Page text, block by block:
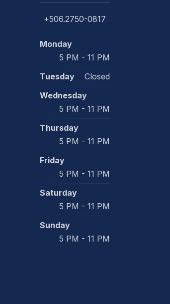
+506.2750-0817
Monday
5 PM - 11 PM
Tuesday
Closed
Wednesday
5 PM - 11 PM
Thursday
5 PM - 11 PM
Friday
5 PM - 11 PM
Saturday
5 PM - 11 PM
Sunday
5 PM - 11 PM
PREVIOUS